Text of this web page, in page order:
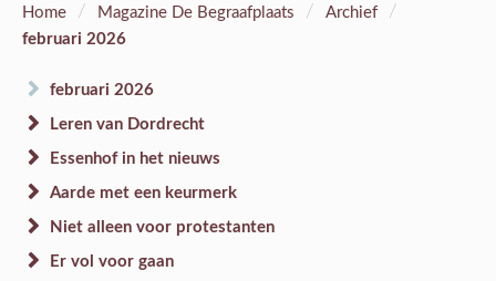
Home / Magazine De Begraafplaats / Archief /
februari 2026
februari 2026
Leren van Dordrecht
Essenhof in het nieuws
Aarde met een keurmerk
Niet alleen voor protestanten
Er vol voor gaan